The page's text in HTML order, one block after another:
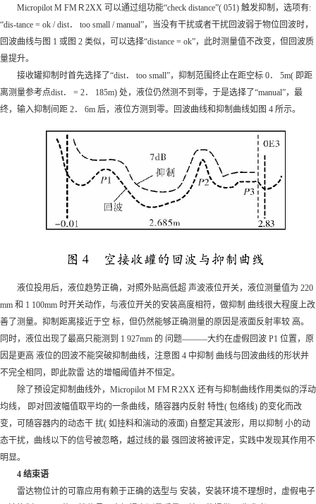
Micropilot M FMＲ2XX 可以通过组功能“check distance”( 051) 触发抑制，选项有:
“dis-tance = ok / dist． too small / manual”，当没有干扰或者干扰回波弱于物位回波时，
回波曲线与图 1 或图 2 类似，可以选择“distance = ok”，此时测量值不改变，但回波质
量提升。
接收罐抑制时首先选择了“dist． too small”，抑制范围终止在距空标 0． 5m( 即距
离测量参考点dist． = 2． 185m) 处，液位仍然测不到零，于是选择了“manual”，最
终，输入抑制间距 2． 6m 后，液位方测到零。回波曲线和抑制曲线如图 4 所示。
液位投用后，液位趋势正确，对照外贴高低超 声波液位开关，液位测量值为 220
mm 和 1 100mm 时开关动作，与液位开关的安装高度相符，做抑制 曲线很大程度上改
善了测量。抑制距离接近于空 标，但仍然能够正确测量的原因是液面反射率较 高。
同时，液位出现了最高只能测到 1 927mm 的 问题———大约在虚假回波 P1 位置，原
因是更高 液位的回波不能突破抑制曲线，注意图 4 中抑制 曲线与回波曲线的形状并
不完全相同，即此款雷 达的增幅阈值并不恒定。
除了预设定抑制曲线外，Micropilot M FMＲ2XX 还有与抑制曲线作用类似的浮动
均线， 即对回波幅值取平均的一条曲线，随容器内反射 特性( 包络线) 的变化而改
变，可随容器内的动态干 扰( 如挂料和湍动的液面) 自整定其波形，用以抑制 小的动
态干扰，曲线以下的信号被忽略，越过线的最 强回波将被评定，实践中发现其作用不
明显。
4 结束语
雷达物位计的可靠应用有赖于正确的选型与 安装，安装环境不理想时，虚假电子